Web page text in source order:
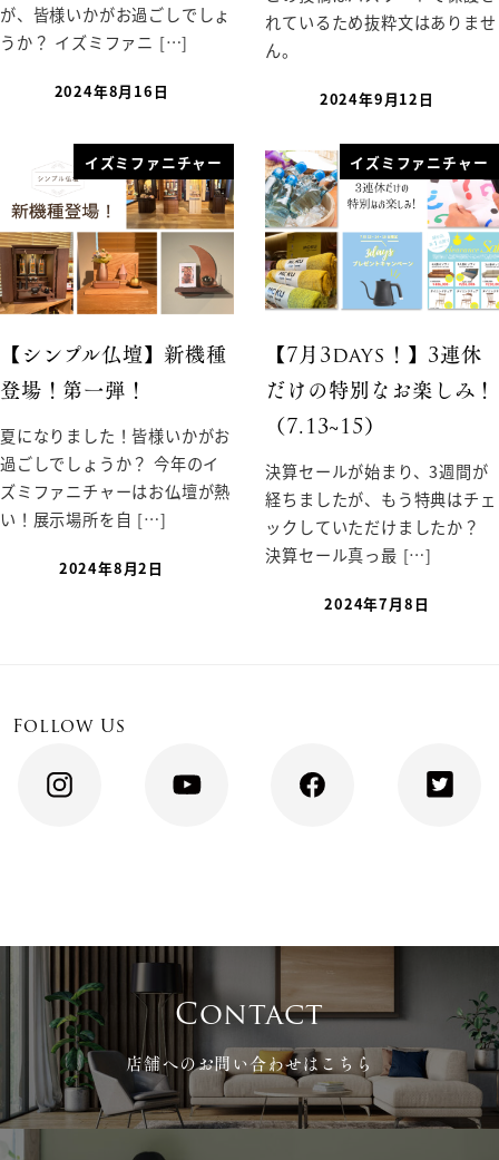
が、皆様いかがお過ごしでしょ
うか？ イズミファニ […]
2024年8月16日
れているため抜粋文はありませ
ん。
2024年9月12日
イズミファニチャー
【シンプル仏壇】新機種
登場！第一弾！
夏になりました！皆様いかがお
過ごしでしょうか？ 今年のイ
ズミファニチャーはお仏壇が熱
い！展示場所を自 […]
2024年8月2日
イズミファニチャー
【7月3days！】3連休
だけの特別なお楽しみ！
（7.13~15）
決算セールが始まり、3週間が
経ちましたが、もう特典はチェ
ックしていただけましたか？
決算セール真っ最 […]
2024年7月8日
Follow Us
Contact
店舗へのお問い合わせはこちら